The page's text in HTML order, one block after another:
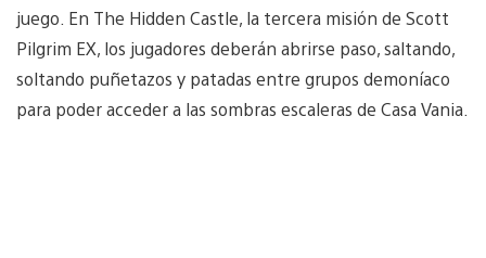
juego. En The Hidden Castle, la tercera misión de Scott
Pilgrim EX, los jugadores deberán abrirse paso, saltando,
soltando puñetazos y patadas entre grupos demoníaco
para poder acceder a las sombras escaleras de Casa Vania.